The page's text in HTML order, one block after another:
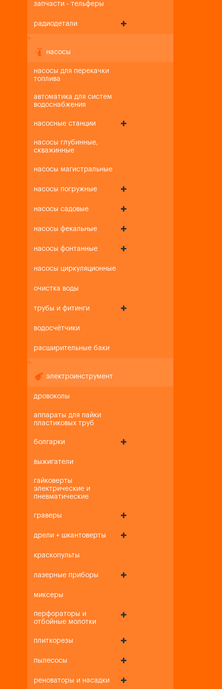
запчасти - тельферы
радиодетали
+-
насосы
насосы для перекачки
топлива
автоматика для систем
водоснабжения
насосные станции
насосы глубинные,
скважинные
насосы магистральные
насосы погружные
насосы садовые
насосы фекальные
насосы фонтанные
насосы циркуляционные
очистка воды
трубы и фитинги
водосчётчики
расширительные баки
+-
электроинструмент
дровоколы
аппараты для пайки
пластиковых труб
болгарки
выжигатели
гайковерты
электрические и
пневматические
граверы
дрели + шкантоверты
краскопульты
лазерные приборы
миксеры
перфораторы и
отбойные молотки
плиткорезы
пылесосы
реноваторы и насадки